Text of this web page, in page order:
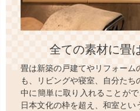
全ての素材に畳
畳は新築の戸建てやリフォーム
も、リビングや寝室、自分た
中に簡単に取り入れることが
日本文化の枠を超え、和室とい